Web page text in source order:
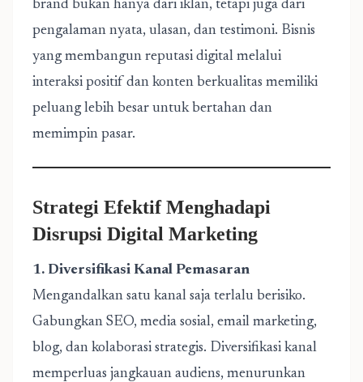
brand bukan hanya dari iklan, tetapi juga dari
pengalaman nyata, ulasan, dan testimoni. Bisnis
yang membangun reputasi digital melalui
interaksi positif dan konten berkualitas memiliki
peluang lebih besar untuk bertahan dan
memimpin pasar.
Strategi Efektif Menghadapi
Disrupsi Digital Marketing
1. Diversifikasi Kanal Pemasaran
Mengandalkan satu kanal saja terlalu berisiko.
Gabungkan SEO, media sosial, email marketing,
blog, dan kolaborasi strategis. Diversifikasi kanal
memperluas jangkauan audiens, menurunkan